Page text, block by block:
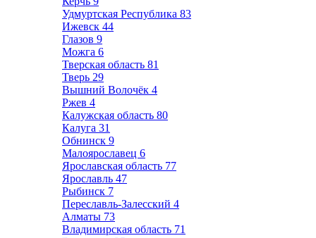
Удмуртская Республика 83
Ижевск 44
Глазов 9
Можга 6
Тверская область 81
Тверь 29
Вышний Волочёк 4
Ржев 4
Калужская область 80
Калуга 31
Обнинск 9
Малоярославец 6
Ярославская область 77
Ярославль 47
Рыбинск 7
Переславль-Залесский 4
Алматы 73
Владимирская область 71